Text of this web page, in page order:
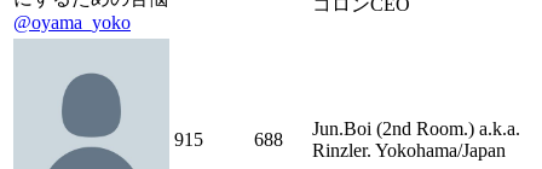
@oyama_yoko
コロンCEO
915 688
Jun.Boi (2nd Room.) a.k.a.
Rinzler. Yokohama/Japan